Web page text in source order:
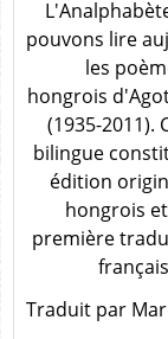
pouvons lire
les
hongrois
(1935-2011).
bilingue
édition
hongrois
première
Traduit par